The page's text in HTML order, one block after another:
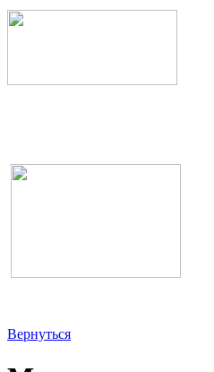
Вернуться